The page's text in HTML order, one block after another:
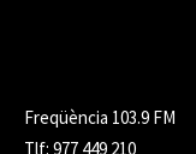
Freqüència 103.9 FM
Tlf: 977 449 210